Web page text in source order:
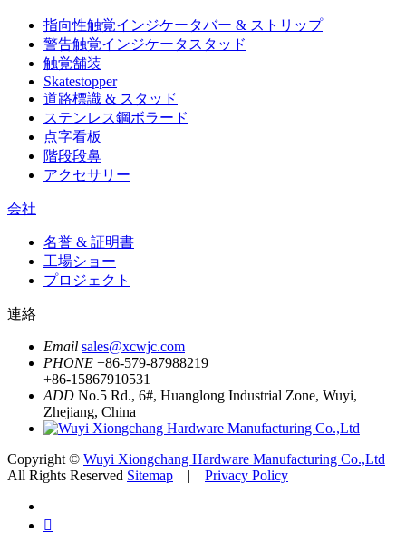
指向性触覚インジケータバー & ストリップ
警告触覚インジケータスタッド
触覚舗装
Skatestopper
道路標識 & スタッド
ステンレス鋼ボラード
点字看板
階段段鼻
アクセサリー
会社
名誉 & 証明書
工場ショー
プロジェクト
連絡
Email sales@xcwjc.com
PHONE +86-579-87988219
+86-15867910531
ADD No.5 Rd., 6#, Huanglong Industrial Zone, Wuyi,
Zhejiang, China
Copyright © Wuyi Xiongchang Hardware Manufacturing Co.,Ltd
All Rights Reserved Sitemap | Privacy Policy
